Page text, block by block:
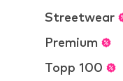
Streetwear
Premium
Topp 100